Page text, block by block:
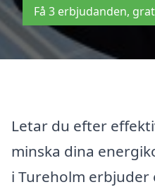
Få 3 erbjudanden,
Letar du efter
minska dina
i Tureholm